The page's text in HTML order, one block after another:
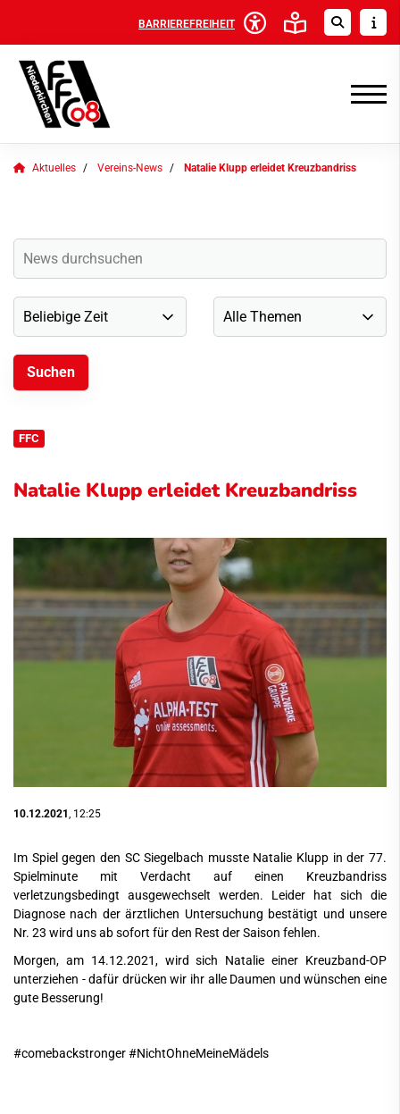
BARRIEREFREIHEIT
Aktuelles Vereins-News Natalie Klupp erleidet Kreuzbandriss
FFC
Natalie Klupp erleidet Kreuzbandriss
10.12.2021 , 12:25
Im Spiel gegen den SC Siegelbach musste Natalie Klupp in der 77.
Spielminute mit Verdacht auf einen Kreuzbandriss
verletzungsbedingt ausgewechselt werden. Leider hat sich die
Diagnose nach der ärztlichen Untersuchung bestätigt und unsere
Nr. 23 wird uns ab sofort für den Rest der Saison fehlen.
Morgen, am 14.12.2021, wird sich Natalie einer Kreuzband-OP
unterziehen - dafür drücken wir ihr alle Daumen und wünschen eine
gute Besserung!
#comebackstronger #NichtOhneMeineMädels